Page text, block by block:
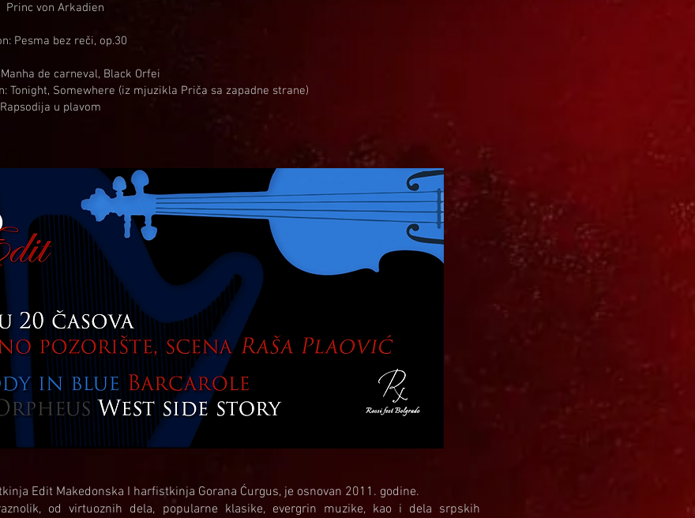
Princ von Arkadien
Pesma bez reči, op.30
de carneval, Black Orfei
Tonight, Somewhere (iz mjuzikla Priča sa zapadne strane)
u plavom
Edit Makedonska I harfistkinja Gorana Ćurgus, je osnovan 2011. godine.
od virtuoznih dela, popularne klasike, evergrin muzike, kao i dela srpskih